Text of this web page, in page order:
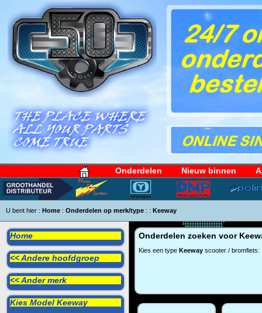
Onderdelen Nieuw binnen
U bent hier : Home : Onderdelen op merk/type : : Keeway
Home
<< Andere hoofdgroep
<< Ander merk
Kies Model Keeway
Onderdelen zoeken voor
Kies een type Keeway scooter / bromfiets: